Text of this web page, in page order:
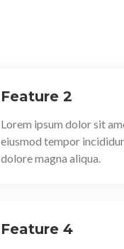
Feature 2
Lorem ipsum dolor sit
eiusmod tempor
dolore magna aliqua.
Feature 4